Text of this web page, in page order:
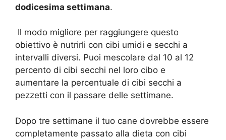
dodicesima settimana.
Il modo migliore per raggiungere questo
obiettivo è nutrirli con cibi umidi e secchi a
intervalli diversi. Puoi mescolare dal 10 al 12
percento di cibi secchi nel loro cibo e
aumentare la percentuale di cibi secchi a
pezzetti con il passare delle settimane.
Dopo tre settimane il tuo cane dovrebbe essere
completamente passato alla dieta con cibi